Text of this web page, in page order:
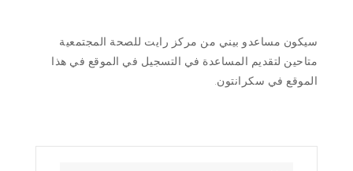
سيكون مساعدو بيني من مركز رايت للصحة المجتمعية
متاحين لتقديم المساعدة في التسجيل في الموقع في هذا
الموقع في سكرانتون.